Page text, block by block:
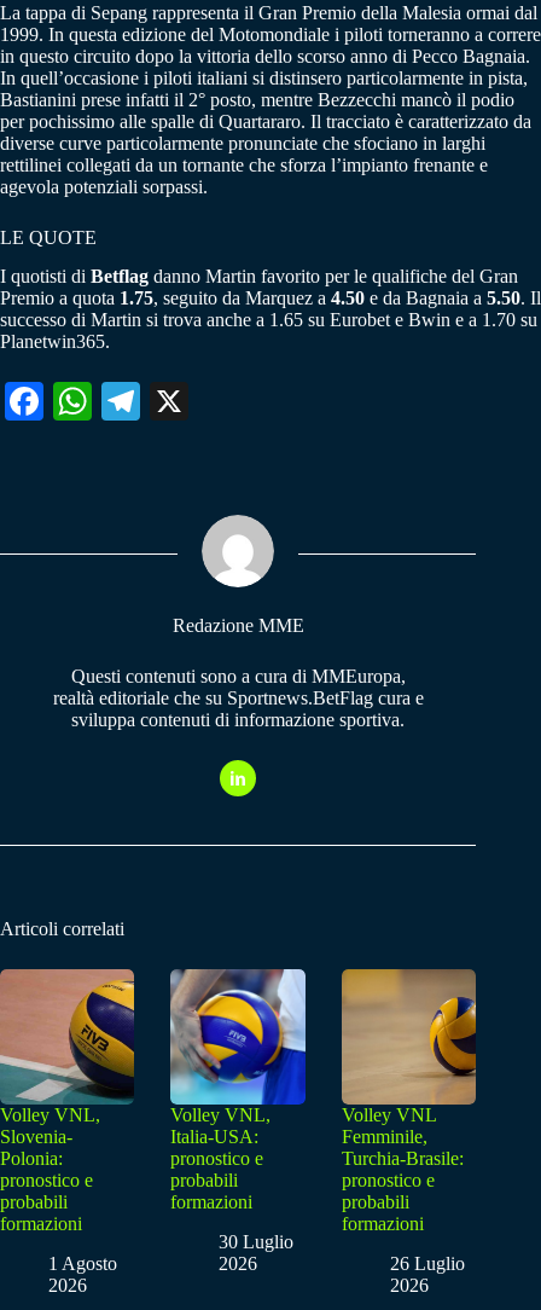
La tappa di Sepang rappresenta il Gran Premio della Malesia ormai dal
1999. In questa edizione del Motomondiale i piloti torneranno a correre
in questo circuito dopo la vittoria dello scorso anno di Pecco Bagnaia.
In quell’occasione i piloti italiani si distinsero particolarmente in pista,
Bastianini prese infatti il 2° posto, mentre Bezzecchi mancò il podio
per pochissimo alle spalle di Quartararo. Il tracciato è caratterizzato da
diverse curve particolarmente pronunciate che sfociano in larghi
rettilinei collegati da un tornante che sforza l’impianto frenante e
agevola potenziali sorpassi.
LE QUOTE
I quotisti di Betflag danno Martin favorito per le qualifiche del Gran
Premio a quota 1.75, seguito da Marquez a 4.50 e da Bagnaia a 5.50. Il
successo di Martin si trova anche a 1.65 su Eurobet e Bwin e a 1.70 su
Planetwin365.
Fa W
pp
Te
m
Redazione MME
Questi contenuti sono a cura di MMEuropa,
realtà editoriale che su Sportnews.BetFlag cura e
sviluppa contenuti di informazione sportiva.
Articoli correlati
Volley VNL,
Slovenia-
Polonia:
pronostico e
probabili
formazioni
1 Agosto
2026
Volley VNL,
Italia-USA:
pronostico e
probabili
formazioni
30 Luglio
2026
Volley VNL
Femminile,
Turchia-Brasile:
pronostico e
probabili
formazioni
26 Luglio
2026